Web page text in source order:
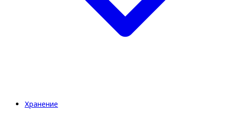
Хранение